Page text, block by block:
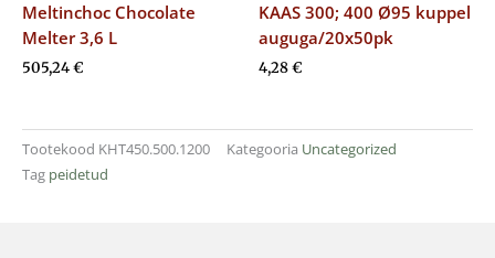
Tootekood KHT450.500.1200 Kategooria Uncategorized
Tag peidetud
Meltinchoc Chocolate
Melter 3,6 L
505,24€
KAAS 300; 400 Ø95 kuppel
auguga/20x50pk
4,28€